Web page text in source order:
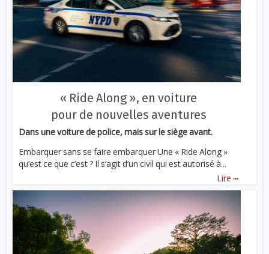
« Ride Along », en voiture
pour de nouvelles aventures
Dans une voiture de police, mais sur le siège avant.
Embarquer sans se faire embarquer Une « Ride Along »
qu’est ce que c’est ? Il s’agit d’un civil qui est autorisé à...
Lire ...